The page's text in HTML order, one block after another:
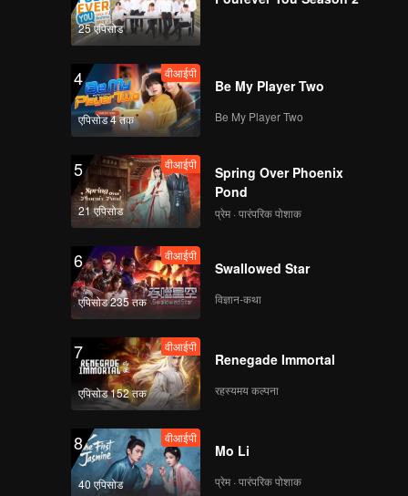
114
वीआईपी
116
वीआईपी
117
118
वीआईपी
120
वीआईपी
25 एपिसोड
4
एपिसोड 4 तक
वीआईपी
Be My Player Two
Be My Player Two
5
21 एपिसोड
वीआईपी
Spring Over Phoenix
Pond
प्रेम · पारंपरिक पोशाक
6
एपिसोड 235 तक
वीआईपी
Swallowed Star
विज्ञान-कथा
7
एपिसोड 152 तक
वीआईपी
Renegade Immortal
रहस्यमय कल्पना
8
40 एपिसोड
वीआईपी
Mo Li
प्रेम · पारंपरिक पोशाक